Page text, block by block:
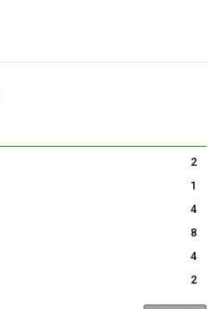
2
1
4
8
4
2